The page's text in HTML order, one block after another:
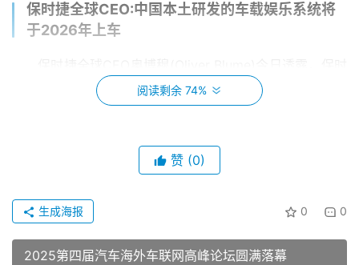
保时捷全球CEO:中国本土研发的车载娱乐系统将
于2026年上车
捷中国本土研发的中国市场专属车载娱乐系统将于2026年
搭载于保时捷车型。同日，保时捷中国研发中心正式投入运
车载芯片
国内首个汽车芯片标准验证平台投入使用
阅读剩余 74%
赞 (0)
0 0
生成海报
2025第四届汽车海外车联网高峰论坛圆满落幕